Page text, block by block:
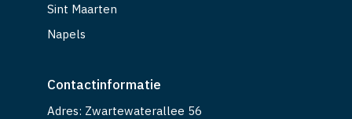
Sint Maarten
Napels
Contactinformatie
Adres: Zwartewaterallee 56